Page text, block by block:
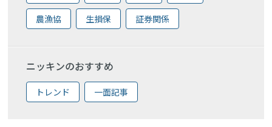
農漁協 生損保 証券関係
ニッキンのおすすめ
トレンド 一面記事